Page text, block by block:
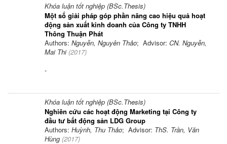
Khóa luận tốt nghiệp (BSc.Thesis)
Một số giải pháp góp phần nâng cao hiệu quả hoạt
động sản xuất kinh doanh của Công ty TNHH
Thông Thuận Phát
Authors: Nguyễn, Nguyên Thảo; Advisor: CN. Nguyễn,
Mai Thi(2017)
-
Khóa luận tốt nghiệp (BSc.Thesis)
Nghiên cứu các hoạt động Marketing tại Công ty
đầu tư bất động sản LDG Group
Authors: Huỳnh, Thu Thảo; Advisor: ThS. Trần, Văn
Hùng (2017)